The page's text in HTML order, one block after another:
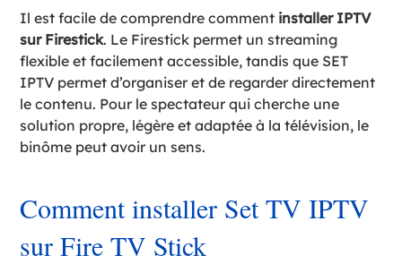
Il est facile de comprendre comment installer IPTV
sur Firestick. Le Firestick permet un streaming
flexible et facilement accessible, tandis que SET
IPTV permet d’organiser et de regarder directement
le contenu. Pour le spectateur qui cherche une
solution propre, légère et adaptée à la télévision, le
binôme peut avoir un sens.
Comment installer Set TV IPTV
sur Fire TV Stick